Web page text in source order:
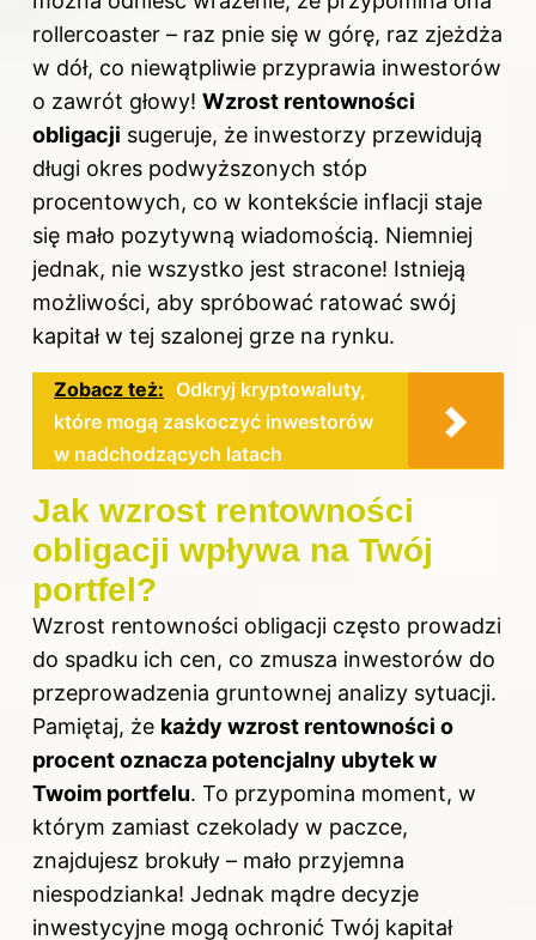
rollercoaster – raz pnie się w górę, raz zjeżdża
w dół, co niewątpliwie przyprawia inwestorów
o zawrót głowy! Wzrost rentowności
obligacji sugeruje, że inwestorzy przewidują
długi okres podwyższonych stóp
procentowych, co w kontekście inflacji staje
się mało pozytywną wiadomością. Niemniej
jednak, nie wszystko jest stracone! Istnieją
możliwości, aby spróbować ratować swój
kapitał w tej szalonej grze na rynku.
Zobacz też: Odkryj kryptowaluty,
które mogą zaskoczyć inwestorów
w nadchodzących latach
Jak wzrost rentowności
obligacji wpływa na Twój
portfel?
Wzrost rentowności obligacji często prowadzi
do spadku ich cen, co zmusza inwestorów do
przeprowadzenia gruntownej analizy sytuacji.
Pamiętaj, że każdy wzrost rentowności o
procent oznacza potencjalny ubytek w
Twoim portfelu. To przypomina moment, w
którym zamiast czekolady w paczce,
znajdujesz brokuły – mało przyjemna
niespodzianka! Jednak mądre decyzje
inwestycyjne mogą ochronić Twój kapitał